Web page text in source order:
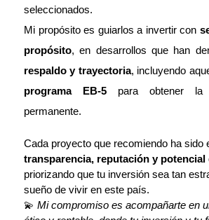
El sector inmobiliario puede formar
estrategia E-2 cuando existe una
real alrededor de la inversión.
Por ejemplo:
Gestión de propiedades
Modelos de hospitalidad
seleccionados.
Mi propósito es guiarlos a invertir con
propósito, en desarrollos que han
respaldo y trayectoria
programa EB-5 para obtener la
permanente.
transparencia, reputación y potencial
priorizando que tu inversión sea tan
sueño de vivir en este país.
💫 Mi compromiso es acompañarte en